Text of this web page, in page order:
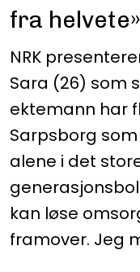
fra helvete»
NRK
Sara (26) som
ektemann har
Sarpsborg
alene i det
kan løse
framover. Jeg